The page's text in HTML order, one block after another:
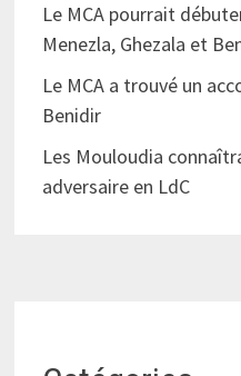
Le MCA pourrait
Menezla, Ghezala et
Le MCA a trouvé un
Benidir
Les Mouloudia
adversaire en LdC